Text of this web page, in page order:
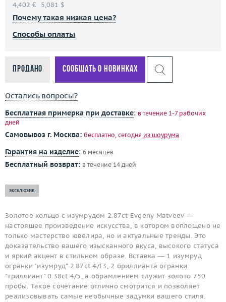
4,402 € 5,081 $
Почему такая низкая цена?
Способы оплаты
Продано Сообщать о новинках
Остались вопросы?
Бесплатная примерка при доставке: в течение 1-7 рабочих
дней
Самовывоз г. Москва: бесплатно, сегодня из шоурума
Гарантия на изделие: 6 месяцев
Бесплатный возврат: в течение 14 дней
эксклюзив
Золотое кольцо с изумрудом 2.87ct Evgeny Matveev —
настоящее произведение искусства, в котором воплощено не
только мастерство ювелира, но и актуальные тренды. Это
доказательство вашего изысканного вкуса, высокого статуса
и яркий акцент в стильном образе. Вставка — 1 изумруд
огранки "изумруд" 2.87ct 4/Г3, 2 бриллианта огранки
"триллиант" 0.38ct 4/5, а обрамлением служит золото 750
пробы. Такое сочетание отлично смотрится и позволяет
реализовывать самые необычные задумки вашего стиля.